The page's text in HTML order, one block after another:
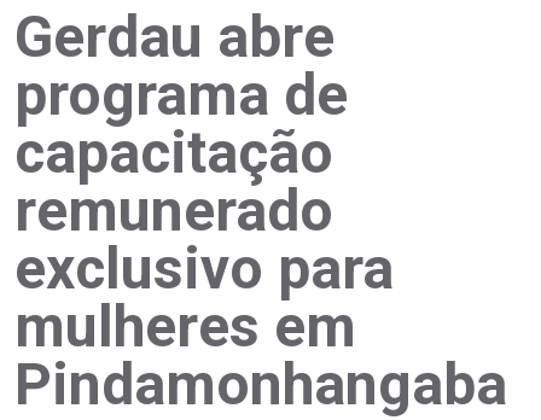
Gerdau abre
programa de
capacitação
remunerado
exclusivo para
mulheres em
Pindamonhangaba